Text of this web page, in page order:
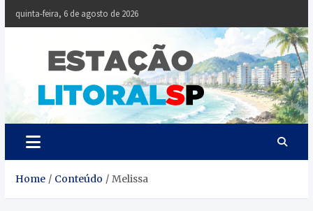
quinta-feira, 6 de agosto de 2026
Litoral
Notícias da
Baixada Santista
Home Conteúdo Melissa